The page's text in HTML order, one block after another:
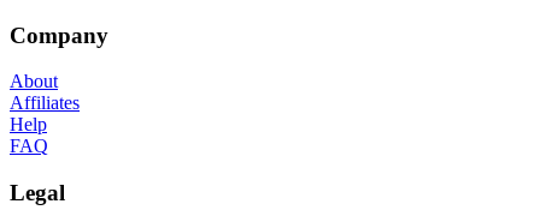
Company
About
Affiliates
Help
FAQ
Legal